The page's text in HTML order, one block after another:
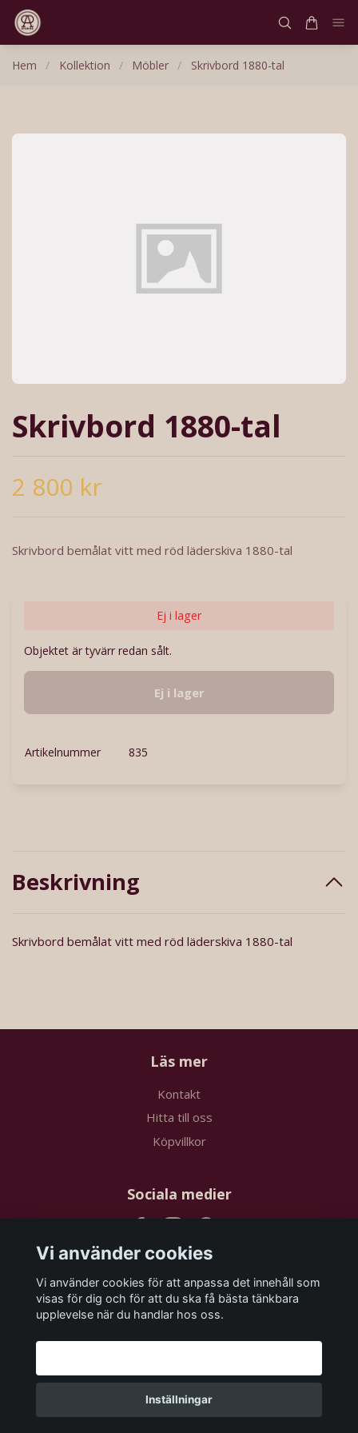
Hem / Kollektion / Möbler / Skrivbord 1880-tal
Skrivbord 1880-tal
2 800 kr
Skrivbord bemålat vitt med röd läderskiva 1880-tal
Ej i lager
Objektet är tyvärr redan sålt.
Ej i lager
Artikelnummer 835
Beskrivning
Skrivbord bemålat vitt med röd läderskiva 1880-tal
Läs mer
Kontakt
Hitta till oss
Köpvillkor
Sociala medier
Prenumerera på vårt nyhetsbrev
© 2026 papstudios.com
Vi använder cookies
Vi använder cookies för att anpassa det innehåll som
visas för dig och för att du ska få bästa tänkbara
upplevelse när du handlar hos oss.
Inställningar